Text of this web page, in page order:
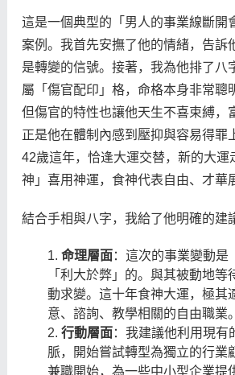
這是一個典型的「男人的事業線斷開
案例。我首先安撫了他的情緒，告訴
是轉變的信號。接著，我為他排了八
屬「傷官配印」格，命格本身非常聰
但傷官的特性也讓他天生不喜束縛，
正是他在體制內感到壓抑與容易得罪
42歲這年，恰逢大運交替，新的大運
神」喜用神運，食神代表自由、才華
結合手相與八字，我給了他明確的建
命理層面：這次的事業變動是
「利大於弊」的。與其被動地等
動求變。這十年食神大運，極其
意、諮詢、教學相關的自由職業。
行動層面：我建議他利用現有
脈，開始嘗試轉型為獨立的行業
兼職開始，為一些中小型企業提